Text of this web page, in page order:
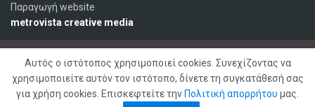
Παραγωγή website
metrovista creative media
Ο Σταθμός Διαφήμιση
Επικοινωνία
Πολιτική Απορρήτου
© 2020 ΣΚΑΪ ΚΡΗΤΗΣ 92,1 FM, Με επιφύλαξη παντός δικαιώματος
Αυτός ο ιστότοπος χρησιμοποιεί cookies. Συνεχίζοντας να
χρησιμοποιείτε αυτόν τον ιστότοπο, δίνετε τη συγκατάθεσή σας
για χρήση cookies. Επισκεφτείτε την Πολιτική απορρήτου μας.